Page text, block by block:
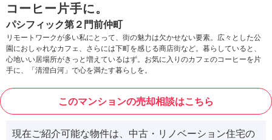
コーヒー片手に。
パシフィック第２門前仲町
リモートワークが多い私にとって、街の魅力は欠かせない要素。広々とした公
園におしゃれなカフェ、さらには下町を感じる商店街など。暮らしていると、
心地いい居場所がきっと増えているはず。お気に入りのカフェのコーヒーを片
手に、「清澄白河」で心を満たす暮らしを。
このマンションの売却相談はこちら
現在ご紹介可能な物件は、中古・リノベーション住宅の